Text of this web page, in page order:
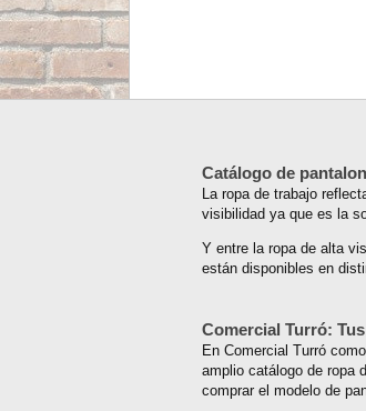
Catálogo de
La ropa de trabajo
visibilidad ya que es la
Y entre la ropa de alta
están disponibles en
Comercial Turró:
En Comercial Turró
amplio catálogo de ropa
comprar el modelo de